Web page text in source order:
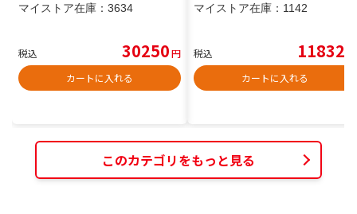
マイストア在庫： 3634
税込 30250円
カートに入れる
マイストア在庫： 1142
税込 11832
カートに入れる
このカテゴリをもっと見る